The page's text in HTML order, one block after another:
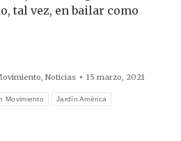
tal vez, en bailar como
, Noticias 15 marzo, 2021
Movimiento Jardín América